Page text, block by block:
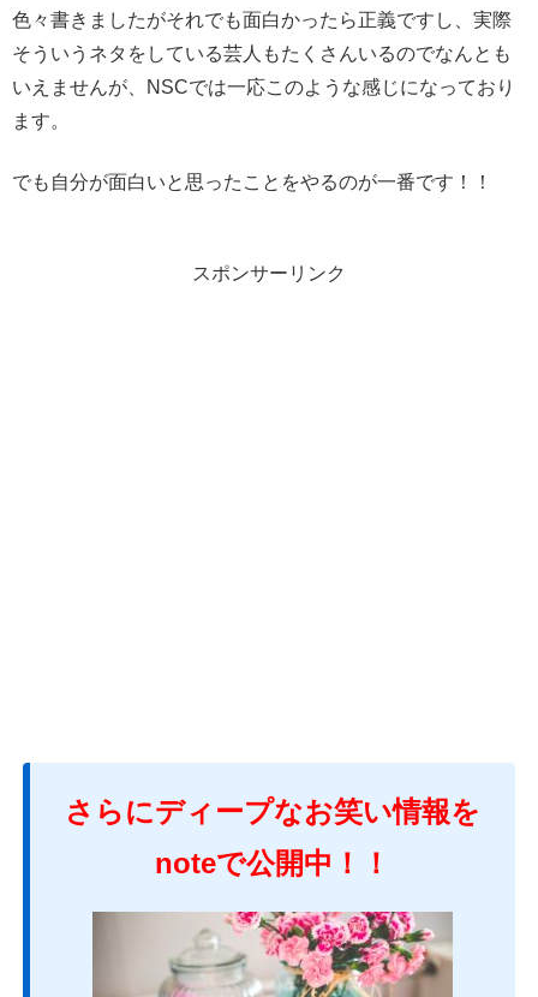
色々書きましたがそれでも面白かったら正義ですし、実際
そういうネタをしている芸人もたくさんいるのでなんとも
いえませんが、NSCでは一応このような感じになっており
ます。
でも自分が面白いと思ったことをやるのが一番です！！
スポンサーリンク
さらにディープなお笑い情報を
noteで公開中！！